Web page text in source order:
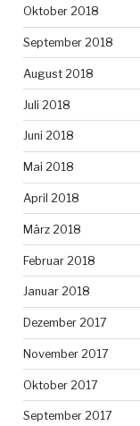
Oktober 2018
September 2018
August 2018
Juli 2018
Juni 2018
Mai 2018
April 2018
März 2018
Februar 2018
Januar 2018
Dezember 2017
November 2017
Oktober 2017
September 2017